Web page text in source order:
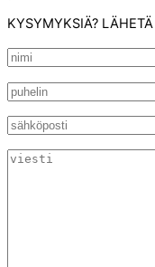
KYSYMYKSIÄ?